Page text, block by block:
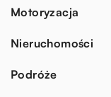
Motoryzacja
Nieruchomości
Podróże